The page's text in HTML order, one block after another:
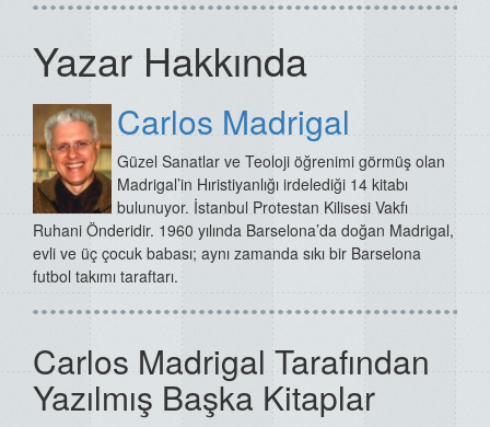
Yazar Hakkında
Carlos Madrigal
Güzel Sanatlar ve Teoloji öğrenimi görmüş olan
Madrigal’in Hıristiyanlığı irdelediği 14 kitabı
bulunuyor. İstanbul Protestan Kilisesi Vakfı
Ruhani Önderidir. 1960 yılında Barselona’da doğan Madrigal,
evli ve üç çocuk babası; aynı zamanda sıkı bir Barselona
futbol takımı taraftarı.
Carlos Madrigal Tarafından
Yazılmış Başka Kitaplar